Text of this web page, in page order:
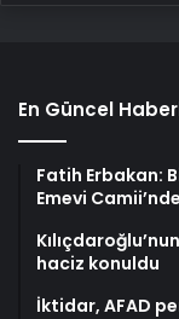
En Güncel
Fatih Erbakan:
Emevi
haciz konuldu
İktidar, AFAD